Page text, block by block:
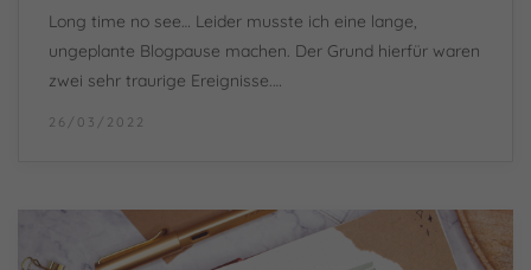
Long time no see… Leider musste ich eine lange,
ungeplante Blogpause machen. Der Grund hierfür waren
zwei sehr traurige Ereignisse.…
26/03/2022